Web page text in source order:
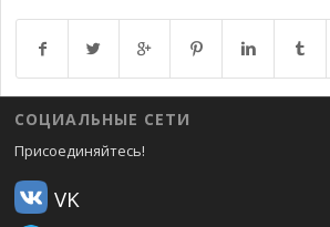
Возврат к списку
СОЦИАЛЬНЫЕ СЕТИ
Присоединяйтесь!
VK